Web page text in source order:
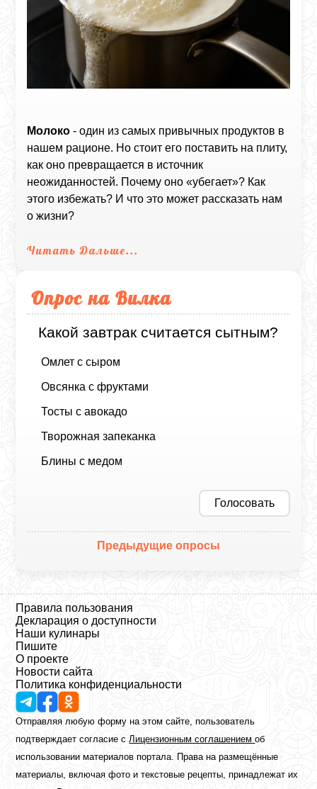
Молоко - один из самых привычных продуктов в
нашем рационе. Но стоит его поставить на плиту,
как оно превращается в источник
неожиданностей. Почему оно «убегает»? Как
этого избежать? И что это может рассказать нам
о жизни?
Читать Дальше...
Опрос на Вилка
Какой завтрак считается сытным?
Омлет с сыром
Овсянка с фруктами
Тосты с авокадо
Творожная запеканка
Блины с медом
Голосовать
Предыдущие опросы
Правила пользования
Декларация о доступности
Наши кулинары
Пишите
О проекте
Новости сайта
Политика конфиденциальности
Отправляя любую форму на этом сайте, пользователь
подтверждает согласие сЛицензионным соглашениемоб
использовании материалов портала. Права на размещённые
материалы, включая фото и текстовые рецепты, принадлежат их